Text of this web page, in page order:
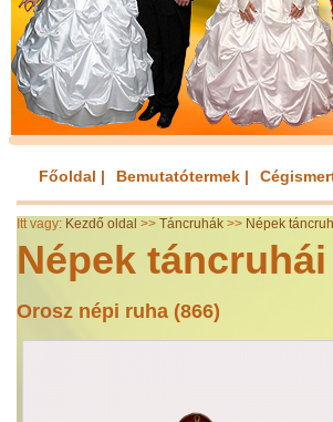
Főoldal | Bemutatótermek |
Itt vagy: Kezdő oldal >> Táncruhák >> Népek
Népek táncruhái
Orosz népi ruha (866)